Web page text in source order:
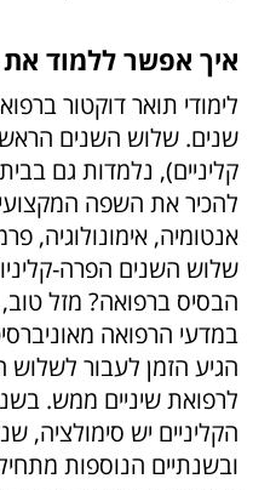
איך אפשר ללמוד את
לימודי תואר דוקטור
שנים. שלוש השנים
קליניים), נלמדות גם
להכיר את השפה
אנטומיה, אימונולוגיה,
שלוש השנים הפרה-
הבסיס ברפואה? מזל
במדעי הרפואה
הגיע הזמן לעבור לשלוש
לרפואת שיניים ממש.
הקליניים יש
ובשנתיים הנוספות